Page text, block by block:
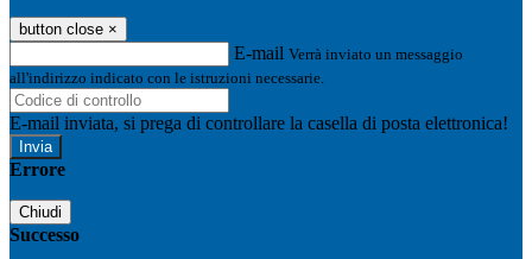
button close ×
E-mail Verrà inviato un messaggio
all'indirizzo indicato con le istruzioni necessarie.
E-mail inviata, si prega di controllare la casella di posta elettronica!
Errore
Chiudi
Successo